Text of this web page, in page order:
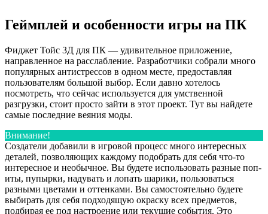
Геймплей и особенности игры на ПК
Фиджет Тойс 3Д для ПК — удивительное приложение,
направленное на расслабление. Разработчики собрали много
популярных антистрессов в одном месте, предоставляя
пользователям большой выбор. Если давно хотелось
посмотреть, что сейчас используется для умственной
разгрузки, стоит просто зайти в этот проект. Тут вы найдете
самые последние веяния моды.
Внимание!
Создатели добавили в игровой процесс много интересных
деталей, позволяющих каждому подобрать для себя что-то
интересное и необычное. Вы будете использовать разные поп-
иты, пупырки, надувать и лопать шарики, пользоваться
разными цветами и оттенками. Вы самостоятельно будете
выбирать для себя подходящую окраску всех предметов,
подбирая ее под настроение или текущие события. Это